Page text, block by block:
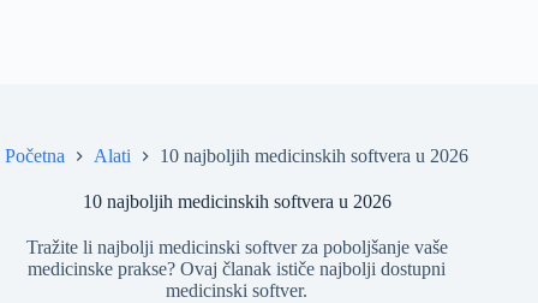
Početna Alati 10 najboljih medicinskih softvera u 2026
10 najboljih medicinskih softvera u 2026
Tražite li najbolji medicinski softver za poboljšanje vaše
medicinske prakse? Ovaj članak ističe najbolji dostupni
medicinski softver.